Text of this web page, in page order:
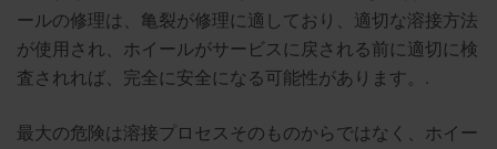
ールの修理は、亀裂が修理に適しており、適切な溶接方法
が使用され、ホイールがサービスに戻される前に適切に検
査されれば、完全に安全になる可能性があります。.
最大の危険は溶接プロセスそのものからではなく、ホイー